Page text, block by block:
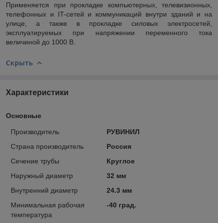
Применяется при прокладке компьютерных, телевизионных,
телефонных и IT-сетей и коммуникаций внутри зданий и на
улице, а также в прокладке силовых электросетей,
эксплуатируемых при напряжении переменного тока
величиной до 1000 В.
Скрыть
Характеристики
Основные
Производитель
РУВИНИЛ
Страна производитель
Россия
Сечение трубы
Круглое
Наружный диаметр
32 мм
Внутренний диаметр
24.3 мм
Минимальная рабочая
температура
-40 град.